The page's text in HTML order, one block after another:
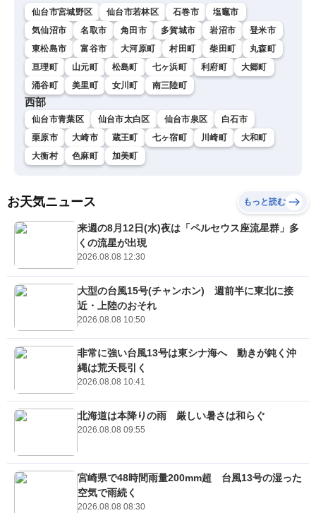
仙台市宮城野区 仙台市若林区 石巻市
塩竈市
気仙沼市
名取市 角田市 多賀城市 岩沼市
登米市
東松島市
富谷市 大河原町 村田町 柴田町
丸森町
亘理町
山元町 松島町 七ヶ浜町 利府町
大郷町
涌谷町
美里町 女川町 南三陸町
西部
仙台市青葉区 仙台市太白区 仙台市泉区
白石市
栗原市
大崎市 蔵王町 七ヶ宿町 川崎町
大和町
大衡村
色麻町 加美町
お天気ニュース もっと読む
来週の8月12日(水)夜は「ペルセウス座流星群」多
くの流星が出現
2026.08.08 12:30
大型の台風15号(チャンホン) 週前半に東北に接
近・上陸のおそれ
2026.08.08 10:50
非常に強い台風13号は東シナ海へ 動きが鈍く沖
縄は荒天長引く
2026.08.08 10:41
北海道は本降りの雨 厳しい暑さは和らぐ
2026.08.08 09:55
宮崎県で48時間雨量200mm超 台風13号の湿った
空気で雨続く
2026.08.08 08:30